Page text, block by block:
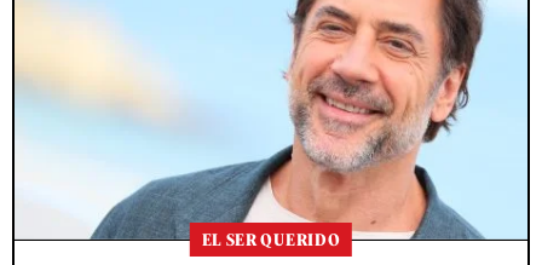
EL SER QUERIDO